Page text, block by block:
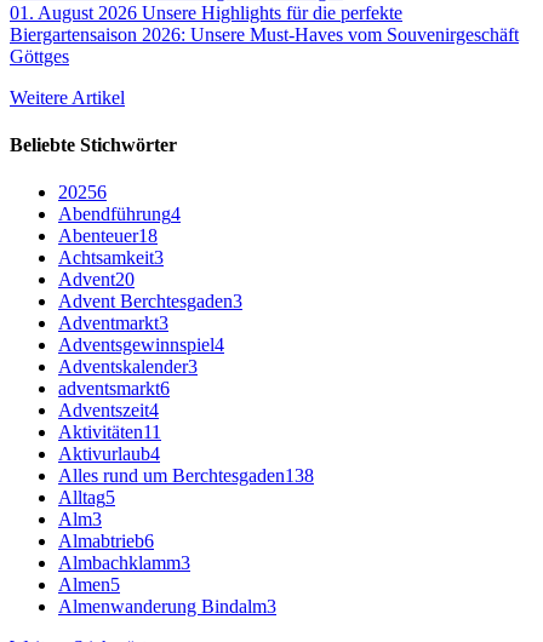
01. August 2026 Unsere Highlights für die perfekte
Biergartensaison 2026: Unsere Must-Haves vom Souvenirgeschäft
Göttges
Weitere Artikel
Beliebte Stichwörter
20256
Abendführung4
Abenteuer18
Achtsamkeit3
Advent20
Advent Berchtesgaden3
Adventmarkt3
Adventsgewinnspiel4
Adventskalender3
adventsmarkt6
Adventszeit4
Aktivitäten11
Aktivurlaub4
Alles rund um Berchtesgaden138
Alltag5
Alm3
Almabtrieb6
Almbachklamm3
Almen5
Almenwanderung Bindalm3